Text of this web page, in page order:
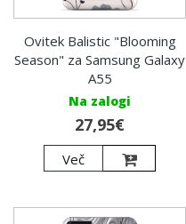
Ovitek Balistic "Blooming
Season" za Samsung Galaxy
A55
Na zalogi
27,95€
Več